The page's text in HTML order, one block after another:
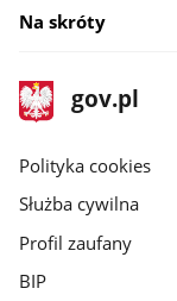
Na skróty
stopka
gov.pl
Strona
gov.pl
gov.pl
Polityka cookies
Służba cywilna
Profil zaufany
BIP